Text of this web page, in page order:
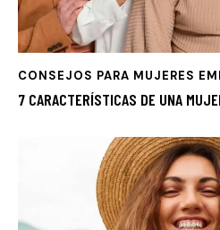
CONSEJOS PARA MUJERES
7 CARACTERÍSTICAS DE UNA